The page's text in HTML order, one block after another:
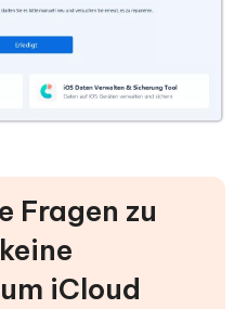
Fragen zu
iCloud